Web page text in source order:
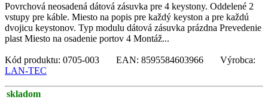
Povrchová neosadená dátová zásuvka pre 4 keystony. Oddelené 2
vstupy pre káble. Miesto na popis pre každý keyston a pre každú
dvojicu keystonov. Typ modulu dátová zásuvka prázdna Prevedenie
plast Miesto na osadenie portov 4 Montáž...
Kód produktu: 0705-003 EAN: 8595584603966 Výrobca:
LAN-TEC
skladom